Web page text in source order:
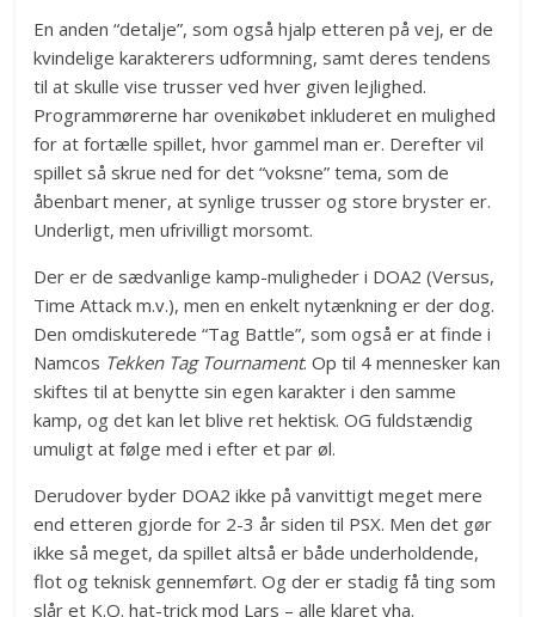
En anden “detalje”, som også hjalp etteren på vej, er de
kvindelige karakterers udformning, samt deres tendens
til at skulle vise trusser ved hver given lejlighed.
Programmørerne har ovenikøbet inkluderet en mulighed
for at fortælle spillet, hvor gammel man er. Derefter vil
spillet så skrue ned for det “voksne” tema, som de
åbenbart mener, at synlige trusser og store bryster er.
Underligt, men ufrivilligt morsomt.
Der er de sædvanlige kamp-muligheder i DOA2 (Versus,
Time Attack m.v.), men en enkelt nytænkning er der dog.
Den omdiskuterede “Tag Battle”, som også er at finde i
Namcos Tekken Tag Tournament. Op til 4 mennesker kan
skiftes til at benytte sin egen karakter i den samme
kamp, og det kan let blive ret hektisk. OG fuldstændig
umuligt at følge med i efter et par øl.
Derudover byder DOA2 ikke på vanvittigt meget mere
end etteren gjorde for 2-3 år siden til PSX. Men det gør
ikke så meget, da spillet altså er både underholdende,
flot og teknisk gennemført. Og der er stadig få ting som
slår et K.O. hat-trick mod Lars – alle klaret vha.